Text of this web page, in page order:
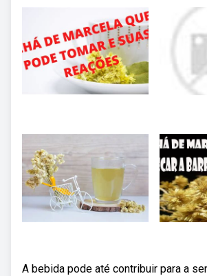
A bebida pode até contribuir para a